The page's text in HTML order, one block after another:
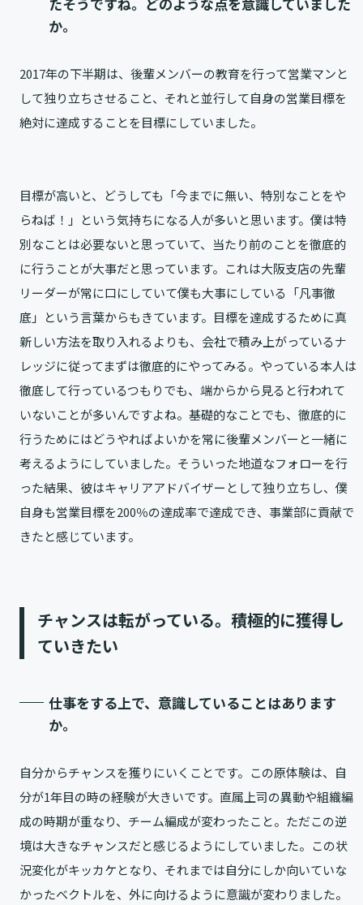
か。
2017年の下半期は、後輩メンバーの教育を行って営業マンと
して独り立ちさせること、それと並行して自身の営業目標を
絶対に達成することを目標にしていました。
目標が高いと、どうしても「今までに無い、特別なことをや
らねば！」という気持ちになる人が多いと思います。僕は特
別なことは必要ないと思っていて、当たり前のことを徹底的
に行うことが大事だと思っています。これは大阪支店の先輩
リーダーが常に口にしていて僕も大事にしている「凡事徹
底」という言葉からもきています。目標を達成するために真
新しい方法を取り入れるよりも、会社で積み上がっているナ
レッジに従ってまずは徹底的にやってみる。やっている本人は
徹底して行っているつもりでも、端からから見ると行われて
いないことが多いんですよね。基礎的なことでも、徹底的に
行うためにはどうやればよいかを常に後輩メンバーと一緒に
考えるようにしていました。そういった地道なフォローを行
った結果、彼はキャリアアドバイザーとして独り立ちし、僕
自身も営業目標を200％の達成率で達成でき、事業部に貢献で
きたと感じています。
チャンスは転がっている。積極的に獲得し
ていきたい
仕事をする上で、意識していることはあります
か。
自分からチャンスを獲りにいくことです。この原体験は、自
分が1年目の時の経験が大きいです。直属上司の異動や組織編
成の時期が重なり、チーム編成が変わったこと。ただこの逆
境は大きなチャンスだと感じるようにしていました。この状
況変化がキッカケとなり、それまでは自分にしか向いていな
かったベクトルを、外に向けるように意識が変わりました。